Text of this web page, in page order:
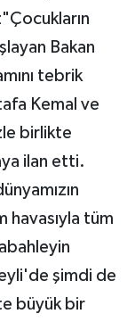
Bakan
tebrik
Kemal ve
birlikte
ilan etti.
havasıyla tüm
şimdi de
büyük bir